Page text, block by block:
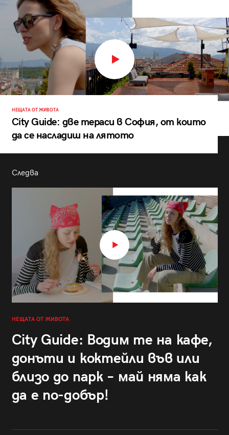
НЕЩАТА ОТ ЖИВОТА
City Guide: две тераси в София, от които
да се насладиш на лятото
Следва
НЕЩАТА ОТ ЖИВОТА
City Guide: Водим те на кафе,
донъти и коктейли във или
близо до парк – май няма как
да е по-добър!